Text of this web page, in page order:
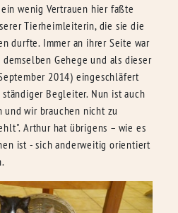
wenig Vertrauen hier faßte
Tierheimleiterin, die sie die
durfte. Immer an ihrer Seite war
demselben Gehege und als dieser
2014) eingeschläfert
Begleiter. Nun ist auch
und wir brauchen nicht zu
Arthur hat übrigens – wie es
ist - sich anderweitig orientiert